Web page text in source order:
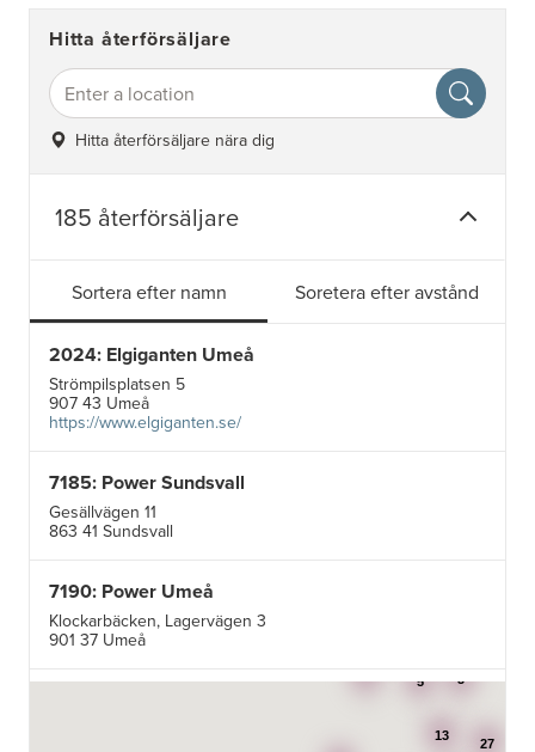
Hitta återförsäljare
Hitta återförsäljare nära dig
185 återförsäljare
Sortera efter namn Soretera efter avstånd
2024: Elgiganten Umeå
Strömpilsplatsen 5
907 43 Umeå
https://www.elgiganten.se/
7185: Power Sundsvall
Gesällvägen 11
863 41 Sundsvall
7190: Power Umeå
Klockarbäcken, Lagervägen 3
901 37 Umeå
27
13
3
5